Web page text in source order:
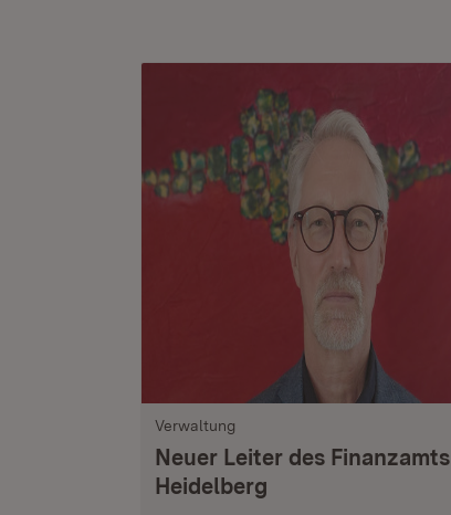
Verwaltung
Neuer Leiter des Finanzamts
Heidelberg